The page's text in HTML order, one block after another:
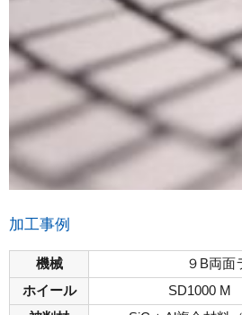
加工事例
機械
９B両面
ホイール
SD1000 M